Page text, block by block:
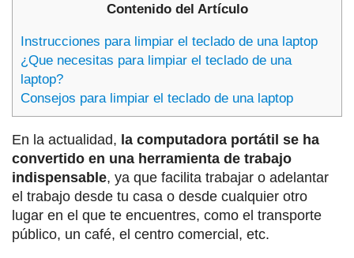
Contenido del Artículo
Instrucciones para limpiar el teclado de una laptop
¿Que necesitas para limpiar el teclado de una
laptop?
Consejos para limpiar el teclado de una laptop
En la actualidad, la computadora portátil se ha
convertido en una herramienta de trabajo
indispensable, ya que facilita trabajar o adelantar
el trabajo desde tu casa o desde cualquier otro
lugar en el que te encuentres, como el transporte
público, un café, el centro comercial, etc.